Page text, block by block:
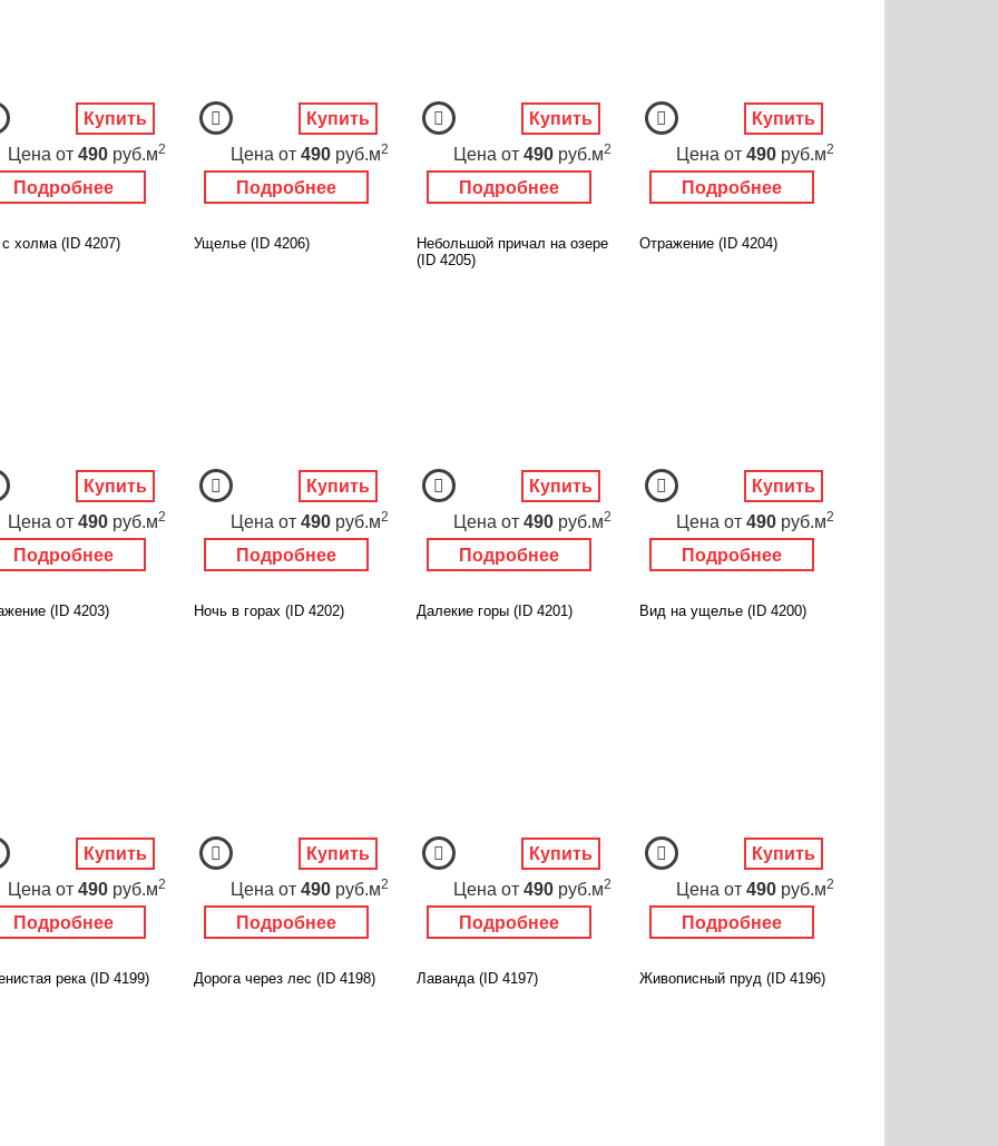
Подробнее
Цена от 490 руб.м2
Купить
Подробнее
Цена от 490 руб.м2
Купить
Подробнее
Цена от 490 руб.м2
Купить
Подробнее
Цена от 490 руб.м2
Купить
холма (ID 4207)
Подробнее
Цена от 490 руб.м2
Купить
Ущелье (ID 4206)
Подробнее
Цена от 490 руб.м2
Купить
Небольшой причал на озере
(ID 4205)
Подробнее
Цена от 490 руб.м2
Купить
Отражение (ID 4204)
Подробнее
Цена от 490 руб.м2
Купить
(ID 4203)
Подробнее
Цена от 490 руб.м2
Купить
Ночь в горах (ID 4202)
Подробнее
Цена от 490 руб.м2
Купить
Далекие горы (ID 4201)
Подробнее
Цена от 490 руб.м2
Купить
Вид на ущелье (ID 4200)
Подробнее
Цена от 490 руб.м2
Купить
река (ID 4199) Дорога через лес (ID 4198) Лаванда (ID 4197) Живописный пруд (ID 4196)